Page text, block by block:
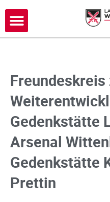
Freundeskreis
Gedenkstätte
Arsenal
Gedenkstätte
Prettin